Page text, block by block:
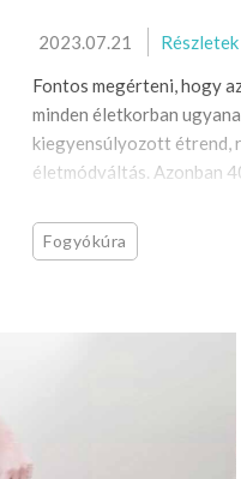
2023.07.21
Fontos megérteni, hogy
minden életkorban
kiegyensúlyozott étrend,
életmódváltás. Azonban
Fogyókúra